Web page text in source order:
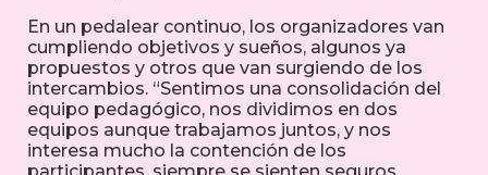
En un pedalear continuo, los organizadores van
cumpliendo objetivos y sueños, algunos ya
propuestos y otros que van surgiendo de los
intercambios. “Sentimos una consolidación del
equipo pedagógico, nos dividimos en dos
equipos aunque trabajamos juntos, y nos
interesa mucho la contención de los